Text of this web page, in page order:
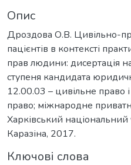
Опис
Дроздова О.В. Цивільно-
пацієнтів в контексті
прав людини: дисертація
ступеня кандидата
12.00.03 – цивільне право
право; міжнародне
Харківський національний
Каразіна, 2017.
Ключові слова